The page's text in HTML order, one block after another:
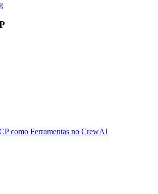
como Ferramentas no CrewAI